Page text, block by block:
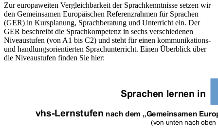
Zur europaweiten Vergleichbarkeit der Sprachkenntnisse setzen wir
den Gemeinsamen Europäischen Referenzrahmen für Sprachen
(GER) in Kursplanung, Sprachberatung und Unterricht ein. Der
GER beschreibt die Sprachkompetenz in sechs verschiedenen
Niveaustufen (von A1 bis C2) und steht für einen kommunikations-
und handlungsorientierten Sprachunterricht. Einen Überblick über
die Niveaustufen finden Sie hier: